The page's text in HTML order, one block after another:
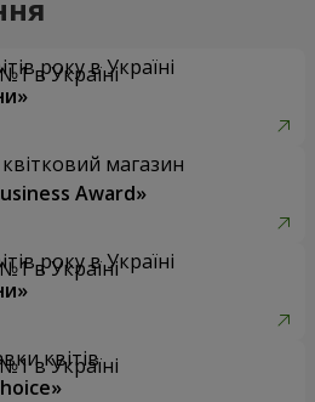
року в Україні
магазин
Award»
року в Україні
квітів